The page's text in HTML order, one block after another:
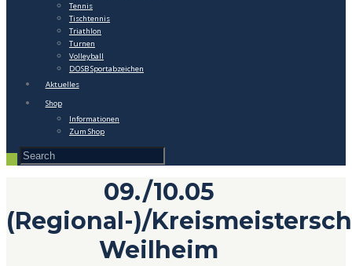
Tennis
Tischtennis
Triathlon
Turnen
Volleyball
DOSB Sportabzeichen
Aktuelles
Shop
Informationen
Zum Shop
09./10.05
(Regional-)/
Weilheim